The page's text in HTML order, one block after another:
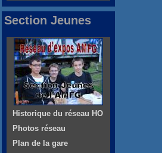
Section Jeunes
Historique du réseau HO
Photos réseau
Plan de la gare